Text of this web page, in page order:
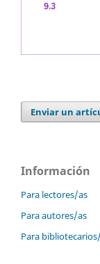
Enviar un
Información
Para lectores/as
Para autores/as
Para